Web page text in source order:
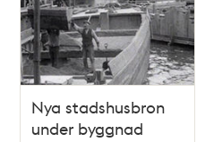
Nya stadshusbron
under byggnad